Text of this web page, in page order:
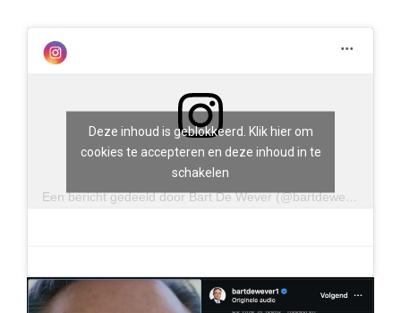
Deze inhoud is geblokkeerd. Klik hier om
cookies te accepteren en deze inhoud in te
schakelen